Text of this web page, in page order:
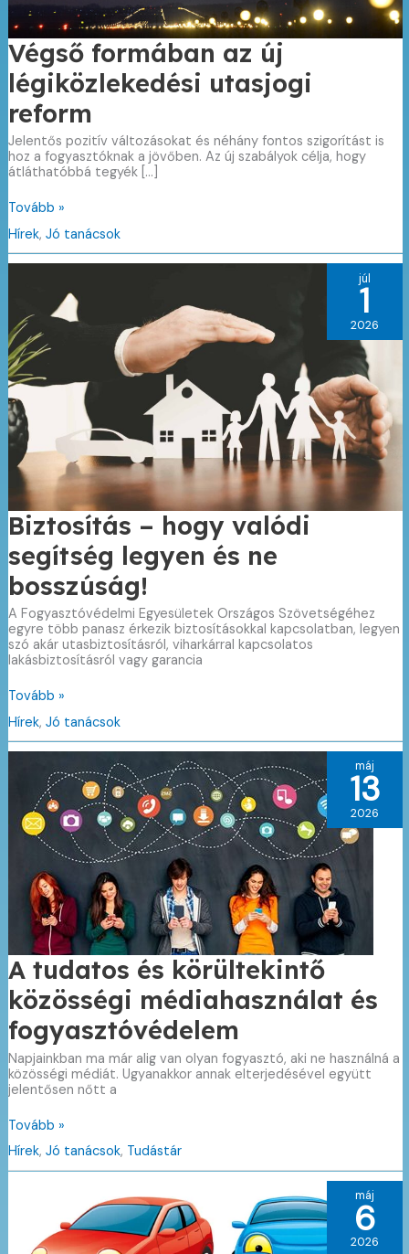
Végső formában az új
légiközlekedési utasjogi
reform
Jelentős pozitív változásokat és néhány fontos szigorítást is
hoz a fogyasztóknak a jövőben. Az új szabályok célja, hogy
átláthatóbbá tegyék […]
Végső
az
új
légiközlekedési
Tovább »
Hírek, Jó tanácsok
Biztosítás – hogy valódi
segítség legyen és ne
bosszúság!
A Fogyasztóvédelmi Egyesületek Országos Szövetségéhez
egyre több panasz érkezik biztosításokkal kapcsolatban, legyen
szó akár utasbiztosításról, viharkárral kapcsolatos
lakásbiztosításról vagy garancia
Biztosítás
hogy
valódi
segítség
bosszúság!
Tovább »
Hírek, Jó tanácsok
júl
1
2026
A tudatos és körültekintő
közösségi médiahasználat és
fogyasztóvédelem
Napjainkban ma már alig van olyan fogyasztó, aki ne használná a
közösségi médiát. Ugyanakkor annak elterjedésével együtt
jelentősen nőtt a
A
és
körültekintő
médiahasználat
fogyasztóvédelem
Tovább »
Hírek, Jó tanácsok, Tudástár
máj
13
2026
máj
6
2026